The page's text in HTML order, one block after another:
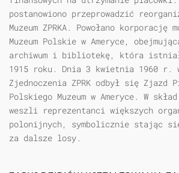
postanowiono przeprowadzić
Muzeum ZPRKA. Powołano korporację
Muzeum Polskie w Ameryce,
archiwum i bibliotekę, która
1915 roku. Dnia 3 kwietnia 1960 r.
Zjednoczenia ZPRK odbył się Zjazd
Polskiego Muzeum w Ameryce. W
weszli reprezentanci większych
polonijnych, symbolicznie stając
za dalsze losy.